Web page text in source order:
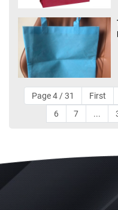
Page 4 / 31 First
6
7 ...